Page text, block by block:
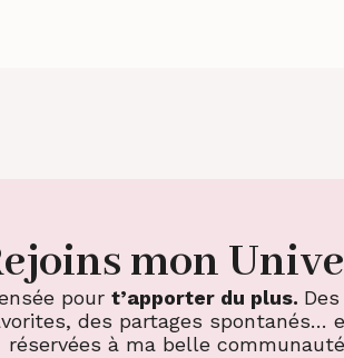
mon
pour t’apporter du plus.
des partages spontanés…
réservées à ma belle